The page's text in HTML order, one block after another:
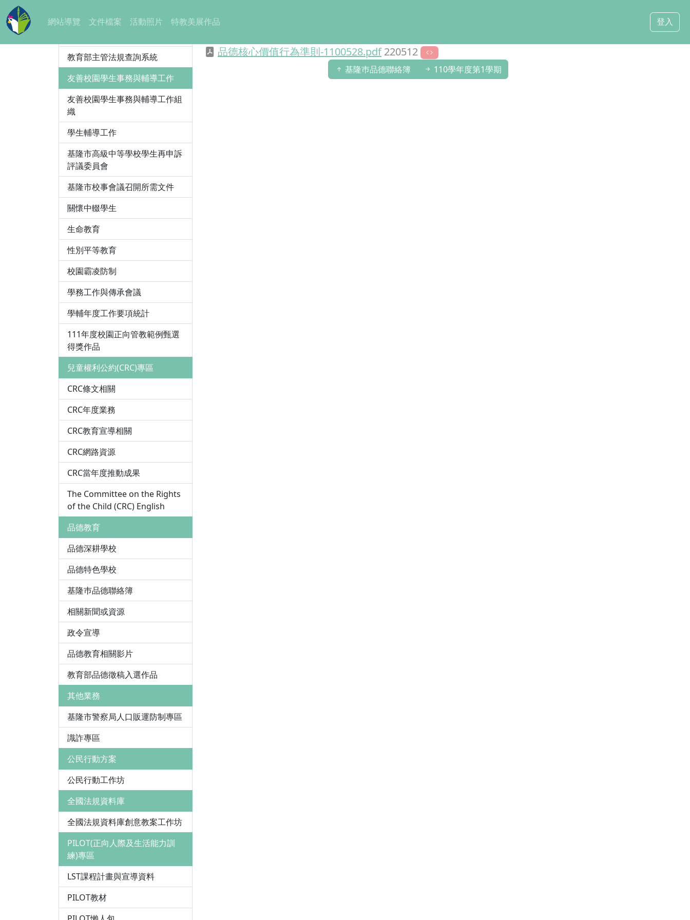
網站導覽 文件檔案 活動照片 特教美展作品 登入
教育法規/教育部
教育部主管法規查詢系統
友善校園學生事務與輔導工作
友善校園學生事務與輔導工作組
織
學生輔導工作
基隆市高級中等學校學生再申訴
評議委員會
基隆市校事會議召開所需文件
關懷中輟學生
生命教育
性別平等教育
校園霸凌防制
學務工作與傳承會議
學輔年度工作要項統計
111年度校園正向管教範例甄選
得獎作品
兒童權利公約(CRC)專區
CRC條文相關
CRC年度業務
CRC教育宣導相關
CRC網路資源
CRC當年度推動成果
The Committee on the Rights
of the Child (CRC) English
品德教育
品德深耕學校
品德特色學校
基隆巿品德聯絡簿
相關新聞或資源
政令宣導
品德教育相關影片
教育部品德徵稿入選作品
其他業務
基隆市警察局人口販運防制專區
識詐專區
公民行動方案
公民行動工作坊
全國法規資料庫
全國法規資料庫創意教案工作坊
PILOT(正向人際及生活能力訓
練)專區
LST課程計畫與宣導資料
PILOT教材
品德核心價值行為準則-1100528.pdf 220512
基隆巿品德聯絡簿 110學年度第1學期